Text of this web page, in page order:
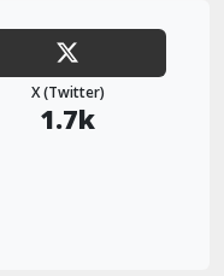
X (Twitter)
1.7k